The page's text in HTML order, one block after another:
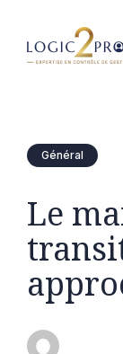
contenu
Général
Le